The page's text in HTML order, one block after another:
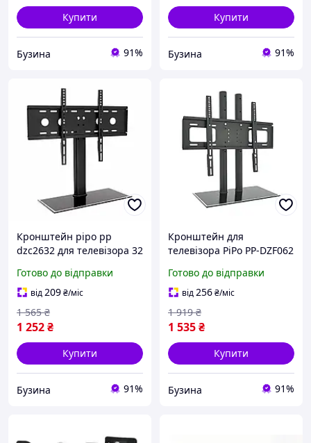
Купити
Бузина 91%
Купити
Бузина 91%
Кронштейн pipo pp
dzc2632 для телевізора 32
нахилу чорний buzyna
Готово до відправки
від209₴/міс
1 252₴
1 565 ₴
Купити
Бузина 91%
Кронштейн для
телевізора PiPo PP-DZF062
чорний buzyna
Готово до відправки
від256₴/міс
1 535₴
1 919 ₴
Купити
Бузина 91%